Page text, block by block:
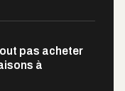
pas acheter
à